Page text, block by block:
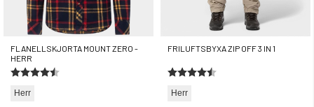
FLANELLSKJORTA MOUNT ZERO -
HERR
Herr
Betyg:
4.4 utav 5 stjärnor
FRILUFTSBYXA ZIP OFF 3 IN 1
Herr
Betyg:
4.5 utav 5 stjärnor